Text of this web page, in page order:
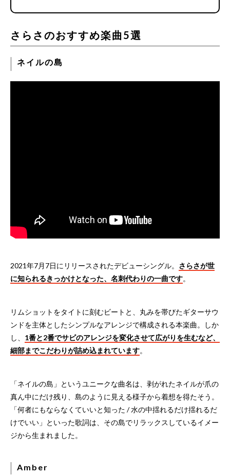
さらさのおすすめ楽曲5選
ネイルの島
2021年7月7日にリリースされたデビューシングル。 さらさが世
に知られるきっかけとなった、名刺代わりの一曲です。
リムショットをタイトに刻むビートと、丸みを帯びたギターサウ
ンドを主体としたシンプルなアレンジで構成される本楽曲。しか
し、 1番と2番でサビのアレンジを変化させて広がりを生むなど、
細部までこだわりが詰め込まれています。
「ネイルの島」というユニークな曲名は、剥がれたネイルが爪の
真ん中にだけ残り、島のように見える様子から着想を得たそう。
「何者にもならなくていいと知った / 水の中揺れるだけ揺れるだ
けでいい」といった歌詞は、その島でリラックスしているイメー
ジから生まれました。
Amber